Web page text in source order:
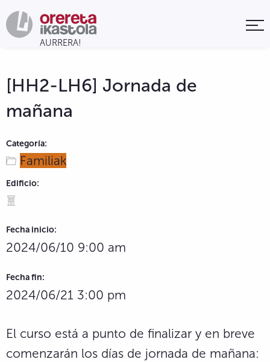
[HH2-LH6] Jornada de
mañana
Categoría:
Familiak
Edificio:
Fecha inicio:
2024/06/10 9:00 am
Fecha fin:
2024/06/21 3:00 pm
El curso está a punto de finalizar y en breve
comenzarán los días de jornada de mañana: